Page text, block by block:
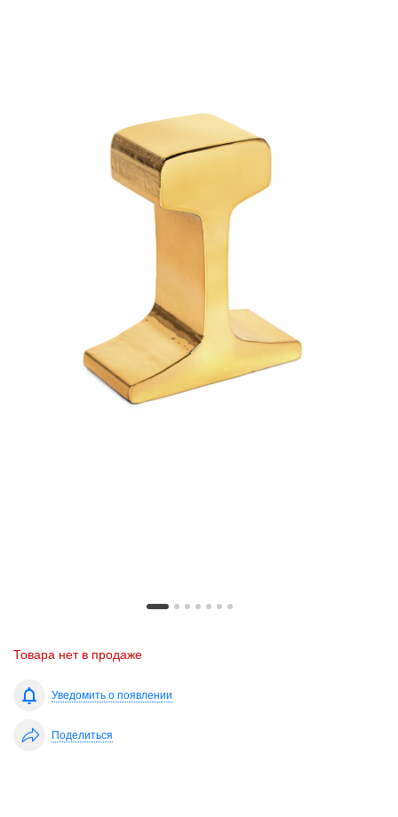
Товара нет в продаже
Уведомить о появлении
Поделиться